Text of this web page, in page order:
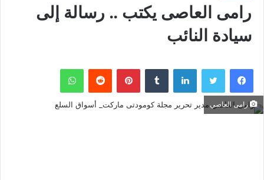
رامى العاصى يكتب .. رسالة إلى
سيادة النائب
فيسبوك تويتر لينكدإن بينتيريست واتساب
رامى العاصي